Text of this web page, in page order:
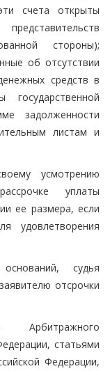
счета открыты
стороны);
об отсутствии
средств в
задолженности
листам и
усмотрению
уплаты
ее размера, если
удовлетворения
судья
отсрочки
Арбитражного
статьями
Федерации,